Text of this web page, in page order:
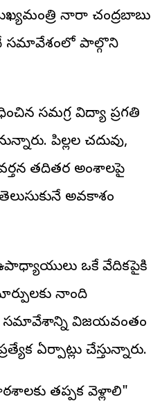
నారా చంద్రబాబు
సమావేశంలో పాల్గొని
సమగ్ర విద్యా ప్రగతి
పిల్లల చదువు,
తదితర అంశాలపై
అవకాశం
ఉపాధ్యాయులు ఒకే వేదికపైకి
నాంది
ఈ సమావేశాన్ని విజయవంతం
ఏర్పాట్లు చేస్తున్నారు.
తప్పక వెళ్లాలి"